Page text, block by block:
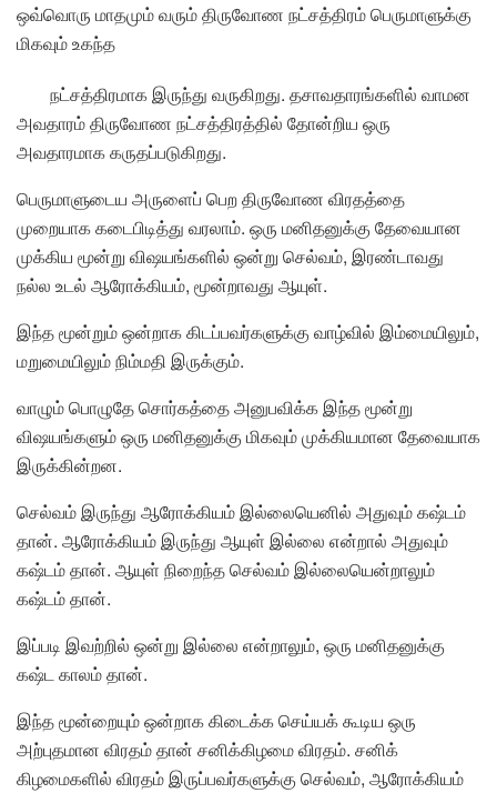
ஒவ்வொரு மாதமும் வரும் திருவோண நட்சத்திரம் பெருமாளுக்கு
மிகவும் உகந்த
நட்சத்திரமாக இருந்து வருகிறது. தசாவதாரங்களில் வாமன
அவதாரம் திருவோண நட்சத்திரத்தில் தோன்றிய ஒரு
அவதாரமாக கருதப்படுகிறது.
பெருமாளுடைய அருளைப் பெற திருவோண விரதத்தை
முறையாக கடைபிடித்து வரலாம். ஒரு மனிதனுக்கு தேவையான
முக்கிய மூன்று விஷயங்களில் ஒன்று செல்வம், இரண்டாவது
நல்ல உடல் ஆரோக்கியம், மூன்றாவது ஆயுள்.
இந்த மூன்றும் ஒன்றாக கிடப்பவர்களுக்கு வாழ்வில் இம்மையிலும்,
மறுமையிலும் நிம்மதி இருக்கும்.
வாழும் பொழுதே சொர்கத்தை அனுபவிக்க இந்த மூன்று
விஷயங்களும் ஒரு மனிதனுக்கு மிகவும் முக்கியமான தேவையாக
இருக்கின்றன.
செல்வம் இருந்து ஆரோக்கியம் இல்லையெனில் அதுவும் கஷ்டம்
தான். ஆரோக்கியம் இருந்து ஆயுள் இல்லை என்றால் அதுவும்
கஷ்டம் தான். ஆயுள் நிறைந்த செல்வம் இல்லையென்றாலும்
கஷ்டம் தான்.
இப்படி இவற்றில் ஒன்று இல்லை என்றாலும், ஒரு மனிதனுக்கு
கஷ்ட காலம் தான்.
இந்த மூன்றையும் ஒன்றாக கிடைக்க செய்யக் கூடிய ஒரு
அற்புதமான விரதம் தான் சனிக்கிழமை விரதம். சனிக்
கிழமைகளில் விரதம் இருப்பவர்களுக்கு செல்வம், ஆரோக்கியம்